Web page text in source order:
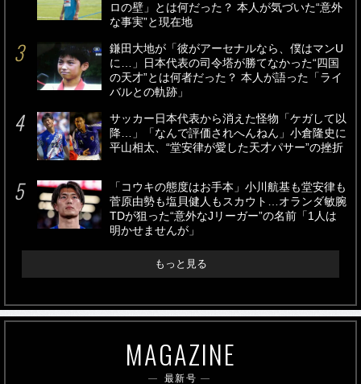
ロの壁」とは何だった？ 本人が気づいた“意外
な事実”と現在地
鎌田大地が「彼がアーセナルなら、僕はマンU
に…」日本代表の司令塔が勝てなかった“四国
の天才”とは何者だった？ 本人が語った「ライ
バルとの軌跡」
サッカー日本代表から消えた怪物「ケガして以
降…」「なんで評価されへんねん」小倉隆史に
平山相太、“堂安律が愛した天才パサー”の挫折
「コウキの態度はお手本」小川航基も堂安律も
菅原由勢も塩貝健人もスカウト…オランダ敏腕
TDが狙った“意外なJリーガー”の名前「1人は
明かせませんが」
もっと見る
MAGAZINE
最新号